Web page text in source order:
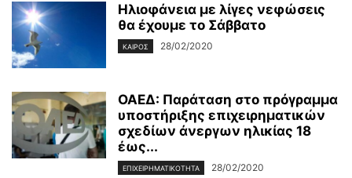
Ηλιοφάνεια με λίγες νεφώσεις
θα έχουμε το Σάββατο
ΚΑΙΡΌΣ 28/02/2020
ΟΑΕΔ: Παράταση στο πρόγραμμα
υποστήριξης επιχειρηματικών
σχεδίων άνεργων ηλικίας 18
έως...
ΕΠΙΧΕΙΡΗΜΑΤΙΚΌΤΗΤΑ 28/02/2020